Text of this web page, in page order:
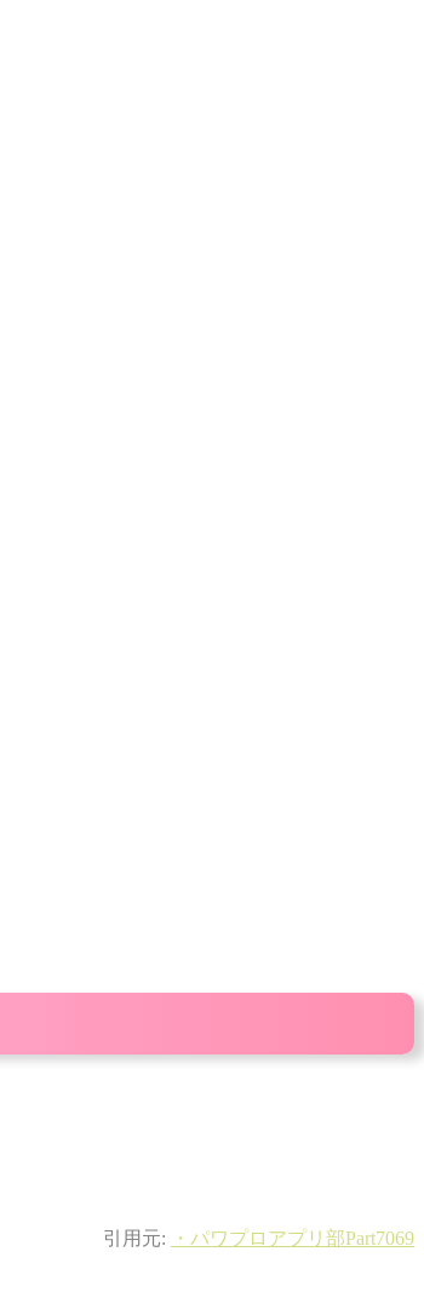
引用元: ・パワプロアプリ部Part7069